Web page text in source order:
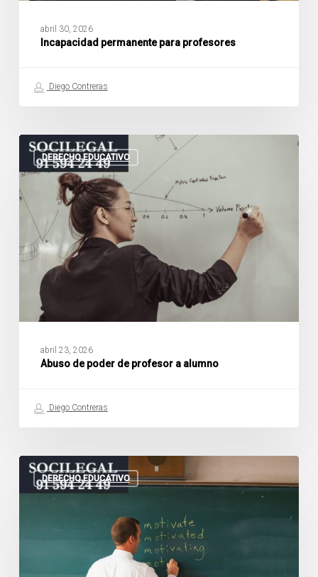
abril 30, 2026
Incapacidad permanente para profesores
Diego Contreras
DERECHO EDUCATIVO
Abuso
de
poder
profesor
alumno
abril 23, 2026
Abuso de poder de profesor a alumno
Diego Contreras
DERECHO EDUCATIVO
¿Cuáles
son
las